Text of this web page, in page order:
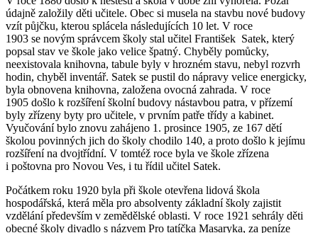
údajně založily děti učitele. Obec si musela na stavbu nové budovy
vzít půjčku, kterou splácela následujících 10 let. V roce
1903 se novým správcem školy stal učitel František Satek, který
popsal stav ve škole jako velice špatný. Chyběly pomůcky,
neexistovala knihovna, tabule byly v hrozném stavu, nebyl rozvrh
hodin, chyběl inventář. Satek se pustil do nápravy velice energicky,
byla obnovena knihovna, založena ovocná zahrada. V roce
1905 došlo k rozšíření školní budovy nástavbou patra, v přízemí
byly zřízeny byty pro učitele, v prvním patře třídy a kabinet.
Vyučování bylo znovu zahájeno 1. prosince 1905, ze 167 dětí
školou povinných jich do školy chodilo 140, a proto došlo k jejímu
rozšíření na dvojtřídní. V tomtéž roce byla ve škole zřízena
i poštovna pro Novou Ves, i tu řídil učitel Satek.
Počátkem roku 1920 byla při škole otevřena lidová škola
hospodářská, která měla pro absolventy základní školy zajistit
vzdělání především v zemědělské oblasti. V roce 1921 sehrály děti
obecné školy divadlo s názvem Pro tatíčka Masaryka, za peníze